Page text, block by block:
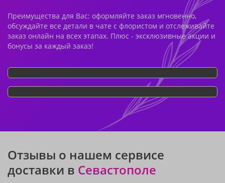
Преимущества для Вас: оформляйте заказ мгновенно,
обсуждайте все детали в чате с флористом и отслеживайте
заказ онлайн на всех этапах. Плюс - эксклюзивные акции и
бонусы за каждый заказ!
Отзывы о нашем сервисе
доставки в Севастополе